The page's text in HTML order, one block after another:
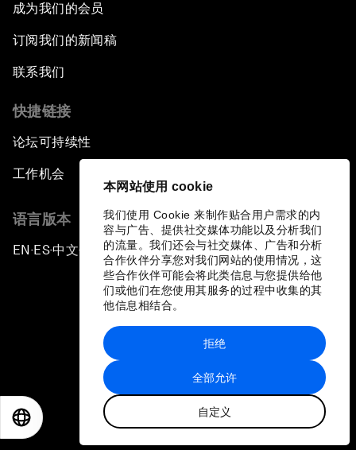
本网站使用 cookie
我们使用 Cookie 来制作贴合用户需求的内
容与广告、提供社交媒体功能以及分析我们
的流量。我们还会与社交媒体、广告和分析
合作伙伴分享您对我们网站的使用情况，这
些合作伙伴可能会将此类信息与您提供给他
们或他们在您使用其服务的过程中收集的其
他信息相结合。
全部允许
自定义
拒绝
成为我们的会员
订阅我们的新闻稿
联系我们
快捷链接
论坛可持续性
工作机会
语言版本
EN ▪ ES▪中文▪ 日本語
站点地图
世界经济论坛